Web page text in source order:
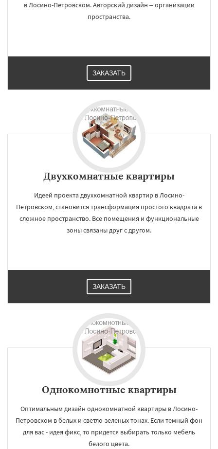
в Лосино-Петровском. Авторский дизайн – организации
пространства.
ЗАКАЗАТЬ
Двухкомнатные квартиры
Идеей проекта двухкомнатной квартир в Лосино-
Петровском, становится трансформация простого квадрата в
сложное пространство. Все помещения и функциональные
зоны связаны друг с другом.
ЗАКАЗАТЬ
Однокомнотные квартиры
Оптимальным дизайн однокомнатной квартиры в Лосино-
Петровском в белых и светло-зеленых тонах. Если темный фон
для вас - идея фикс, то придется выбирать только мебель
белого цвета.